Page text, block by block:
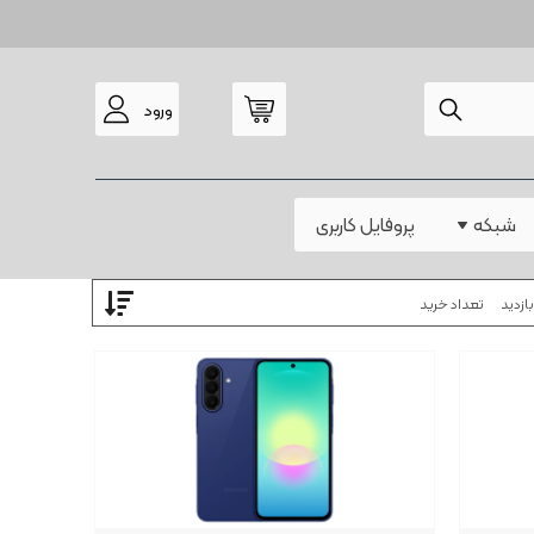
ورود
شبکه پروفایل کاربری
تعداد خرید